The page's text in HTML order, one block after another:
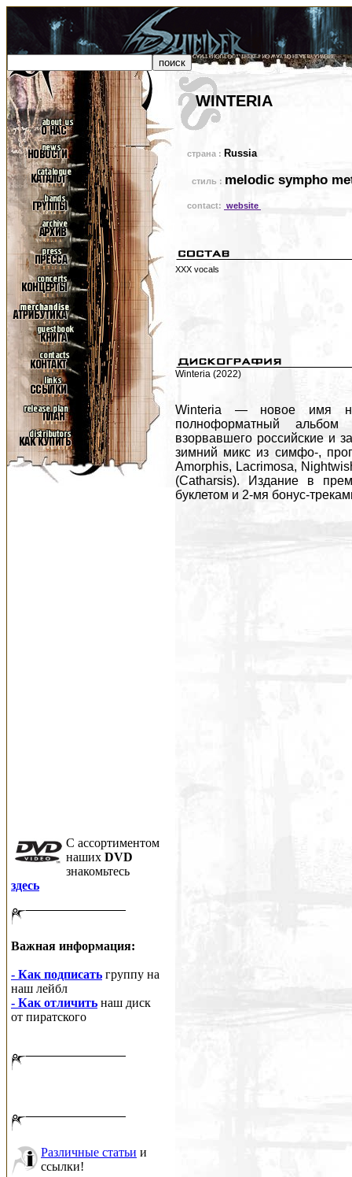
C ассортиментом
наших DVD
знакомьтесь
здесь
Важная информация:
- Как подписать группу на
наш лейбл
- Как отличить наш диск
от пиратского
Различные статьи и
ссылки!
WINTERIA
страна : Russia
стиль : melodic sympho
contact: website
XXX vocals
Winteria (2022)
Winteria — новое имя на
полноформатный
взорвавшего российские и
зимний микс из симфо-,
Amorphis, Lacrimosa,
(Catharsis). Издание в
буклетом и 2-мя бонус-